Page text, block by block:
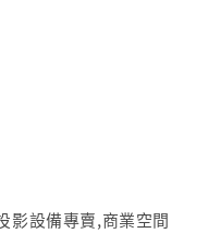
影設備專賣,商業空間